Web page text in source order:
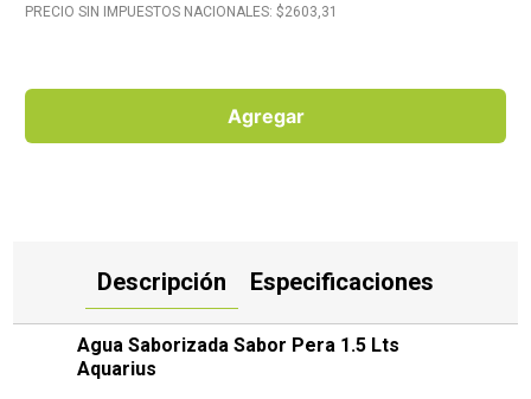
PRECIO SIN IMPUESTOS NACIONALES: $2603,31
Agregar
Descripción Especificaciones
Agua Saborizada Sabor Pera 1.5 Lts
Aquarius